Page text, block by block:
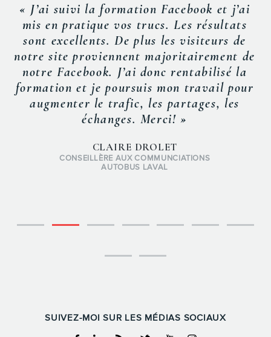
« J’ai suivi la formation Facebook et j’ai
mis en pratique vos trucs. Les résultats
sont excellents. De plus les visiteurs de
notre site proviennent majoritairement de
notre Facebook. J’ai donc rentabilisé la
formation et je poursuis mon travail pour
augmenter le trafic, les partages, les
échanges. Merci! »
CLAIRE DROLET
CONSEILLÈRE AUX COMMUNCIATIONS
AUTOBUS LAVAL
SUIVEZ-MOI SUR LES MÉDIAS SOCIAUX